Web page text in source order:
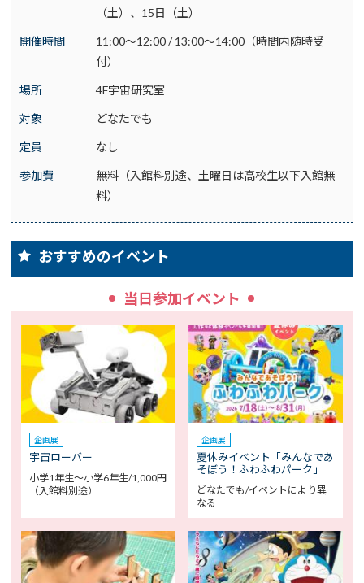
（土）、15日（土）
開催時間
11:00～12:00 / 13:00～14:00（時間内随時受
付）
場所 4F宇宙研究室
対象 どなたでも
定員 なし
参加費
無料（入館料別途、土曜日は高校生以下入館無
料）
おすすめのイベント
当日参加イベント
企画展
宇宙ローバー
小学1年生～小学6年生/1,000円
（入館料別途）
企画展
夏休みイベント「みんなであ
そぼう！ふわふわパーク」
どなたでも/イベントにより異
なる